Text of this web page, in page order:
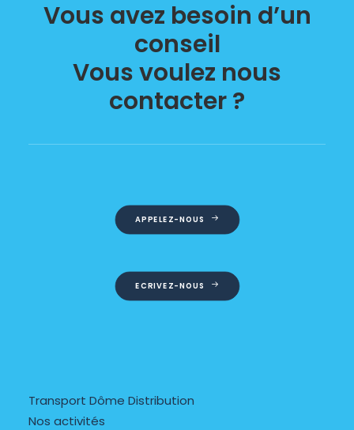
Vous avez besoin d’un
conseil
Vous voulez nous
contacter ?
APPELEZ-NOUS
ECRIVEZ-NOUS
Transport Dôme Distribution
Nos activités